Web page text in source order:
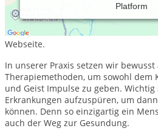
Platform
Praxis für Osteopathie, Chiropraktik,
TRIKOMBIN Diagnose- &
ausführlichere Informationen
Webseite.
In unserer Praxis setzen wir
Therapiemethoden, um sowohl dem
und Geist Impulse zu geben. Wichtig
Erkrankungen aufzuspüren, um
können. Denn so einzigartig ein
auch der Weg zur Gesundung.